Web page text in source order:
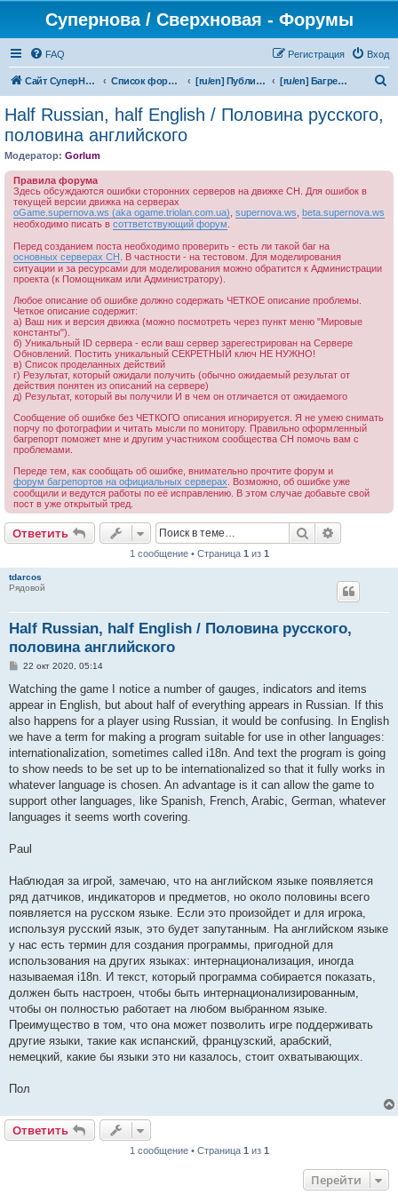
Супернова / Сверхновая - Форумы
FAQ Вход
Регистрация
Сайт СуперНова Список форумов [ru/en] Публичная версия/Public releases [ru/en] Багрепорты/Bugreports
Half Russian, half English / Половина русского,
половина английского
Модератор: Gorlum
Правила форума
Здесь обсуждаются ошибки сторонних серверов на движке СН. Для ошибок в
текущей версии движка на серверах
oGame.supernova.ws (aka ogame.triolan.com.ua) supernova.ws beta.supernova.ws
необходимо писать в соттветствующий форум
Перед созданием поста необходимо проверить - есть ли такой баг на
основных серверах СН . В частности - на тестовом. Для моделирования
ситуации и за ресурсами для моделирования можно обратится к Администрации
проекта (к Помощникам или Администратору).
Любое описание об ошибке должно содержать ЧЕТКОЕ описание проблемы.
Четкое описание содержит:
а) Ваш ник и версия движка (можно посмотреть через пункт меню "Мировые
константы").
б) Уникальный ID сервера - если ваш сервер зарегестрирован на Сервере
Обновлений. Постить уникальный СЕКРЕТНЫЙ ключ НЕ НУЖНО!
в) Список проделанных действий
г) Результат, который ожидали получить (обычно ожидаемый результат от
действия понятен из описаний на сервере)
д) Результат, который вы получили И в чем он отличается от ожидаемого
Сообщение об ошибке без ЧЕТКОГО описания игнорируется. Я не умею снимать
порчу по фотографии и читать мысли по монитору. Правильно оформленный
багрепорт поможет мне и другим участником сообщества СН помочь вам с
проблемами.
Переде тем, как сообщать об ошибке, внимательно прочтите форум и
форум багрепортов на официальных серверах . Возможно, об ошибке уже
сообщили и ведутся работы по её исправлению. В этом случае добавьте свой
пост в уже открытый тред.
Ответить Поиск
1 сообщение • Страница 1 из 1
tdarcos
Рядовой
Half Russian, half English / Половина русского,
половина английского
С
о
щ
е
и
е
22 окт 2020, 05:14
Watching the game I notice a number of gauges, indicators and items
appear in English, but about half of everything appears in Russian. If this
also happens for a player using Russian, it would be confusing. In English
we have a term for making a program suitable for use in other languages:
internationalization, sometimes called i18n. And text the program is going
to show needs to be set up to be internationalized so that it fully works in
whatever language is chosen. An advantage is it can allow the game to
support other languages, like Spanish, French, Arabic, German, whatever
languages it seems worth covering.
Paul
Наблюдая за игрой, замечаю, что на английском языке появляется
ряд датчиков, индикаторов и предметов, но около половины всего
появляется на русском языке. Если это произойдет и для игрока,
используя русский язык, это будет запутанным. На английском языке
у нас есть термин для создания программы, пригодной для
использования на других языках: интернационализация, иногда
называемая i18n. И текст, который программа собирается показать,
должен быть настроен, чтобы быть интернационализированным,
чтобы он полностью работает на любом выбранном языке.
Преимущество в том, что она может позволить игре поддерживать
другие языки, такие как испанский, французский, арабский,
немецкий, какие бы языки это ни казалось, стоит охватывающих.
Пол
Ответить
1 сообщение • Страница 1 из 1
Перейти